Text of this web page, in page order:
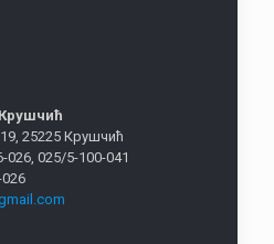
25225 Крушчић
025/5-100-041